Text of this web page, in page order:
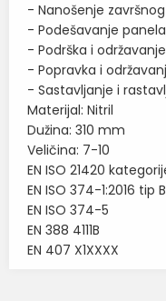
- Nanošenje
- Podešavanje
- Podrška i
- Popravka i
- Sastavljanje i
Materijal: Nitril
Dužina: 310 mm
Veličina: 7-10
EN ISO 21420
EN ISO 374-1:2016 tip
EN ISO 374-5
EN 388 4111B
EN 407 X1XXXX